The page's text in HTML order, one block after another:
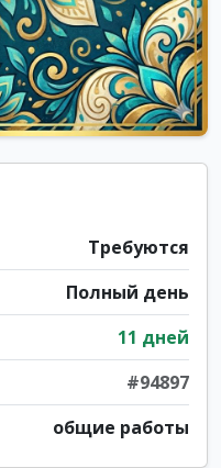
Требуются
Полный день
11 дней
#94897
общие работы